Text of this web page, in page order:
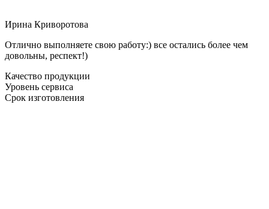
Ирина Криворотова
Отлично выполняете свою работу:) все остались более чем
довольны, респект!)
Качество продукции
Уровень сервиса
Срок изготовления